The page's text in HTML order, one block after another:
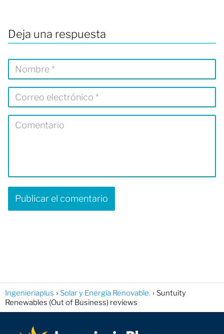
Deja una respuesta
Ingenieriaplus Solar y Energía Renovable.
Suntuity
Renewables (Out of Business) reviews